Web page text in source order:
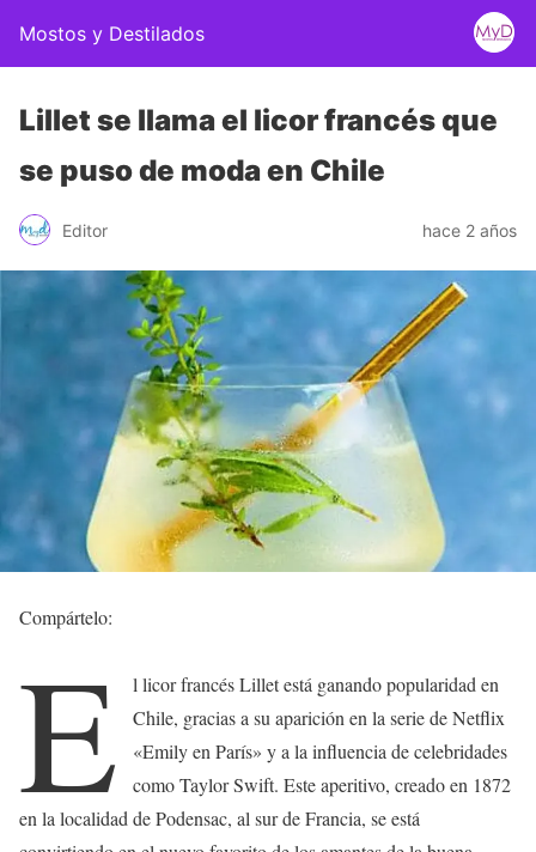
Mostos y Destilados
Lillet se llama el licor francés que
se puso de moda en Chile
Editor hace 2 años
Compártelo:
E
l licor francés Lillet está ganando popularidad en
Chile, gracias a su aparición en la serie de Netflix
«Emily en París» y a la influencia de celebridades
como Taylor Swift. Este aperitivo, creado en 1872
en la localidad de Podensac, al sur de Francia, se está